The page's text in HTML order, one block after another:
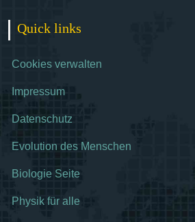
Quick links
Cookies verwalten
Impressum
Datenschutz
Evolution des Menschen
Biologie Seite
Physik für alle